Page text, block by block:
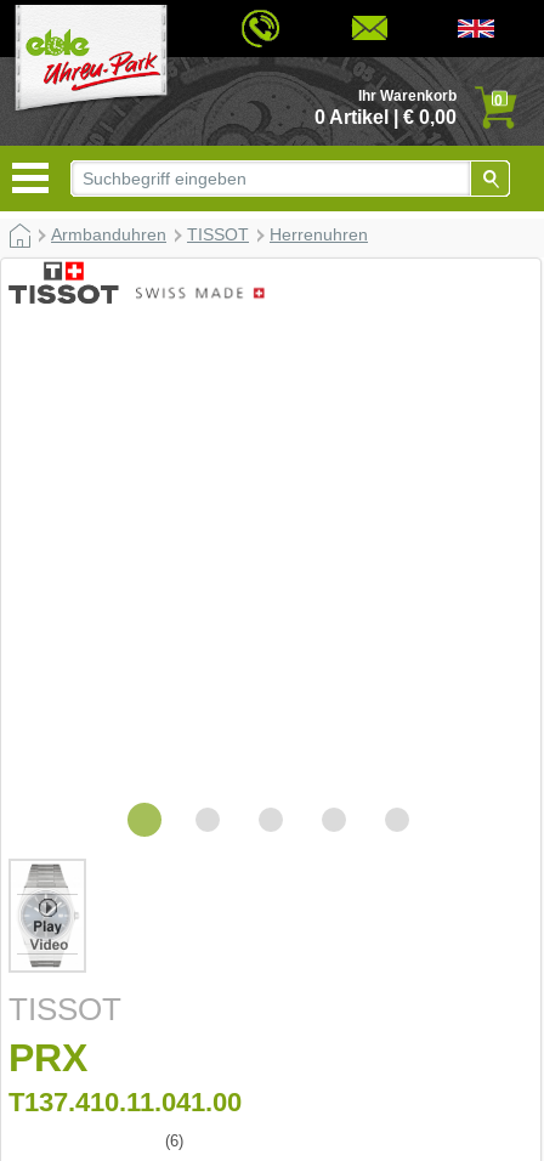
Ihr Warenkorb
0 Artikel | € 0,00
0
Armbanduhren TISSOT Herrenuhren
TISSOT
PRX
T137.410.11.041.00
(6)
© 2026 - Based on eCommerce Engine xt:Commerce Shopsoftware